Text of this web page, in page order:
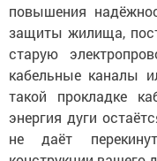
повышения
защиты жилища,
старую
кабельные каналы
такой прокладке
энергия дуги
не даёт